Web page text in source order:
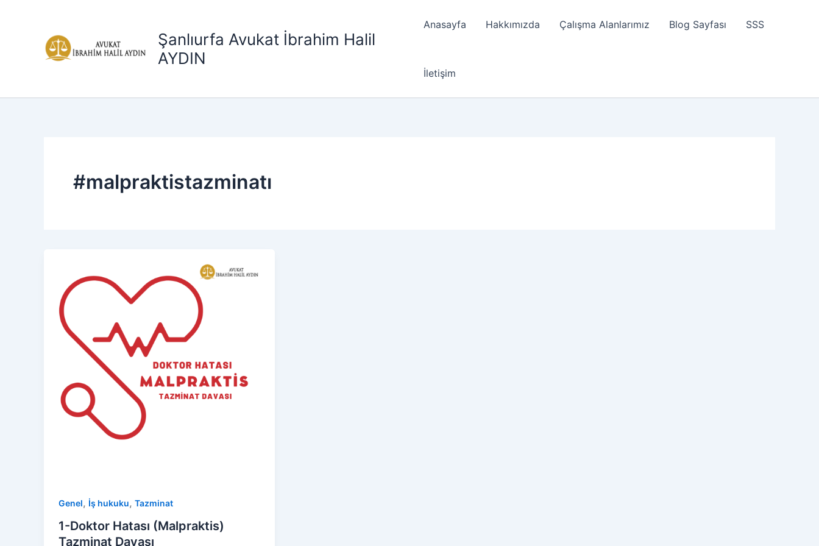
Şanlıurfa Avukat İbrahim Halil
AYDIN
Anasayfa Hakkımızda Çalışma Alanlarımız Blog Sayfası SSS
İletişim
#malpraktistazminatı
Genel, İş hukuku, Tazminat
1-Doktor Hatası (Malpraktis)
Tazminat Davası